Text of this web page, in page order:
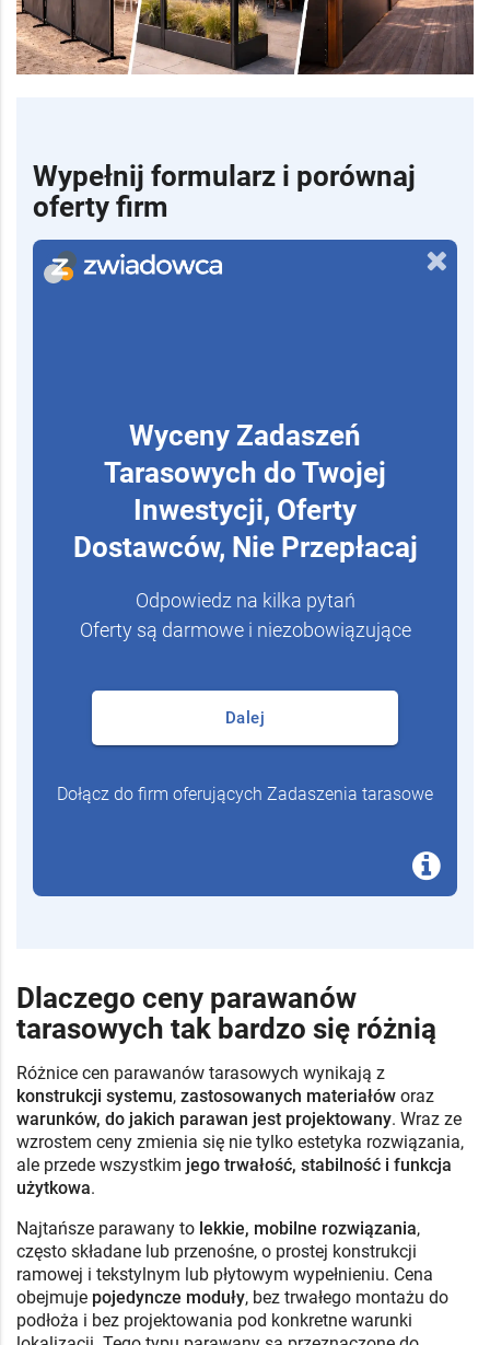
Wypełnij formularz i porównaj
oferty firm
Wyceny Zadaszeń
Tarasowych do Twojej
Inwestycji, Oferty
Dostawców, Nie Przepłacaj
Odpowiedz na kilka pytań
Oferty są darmowe i niezobowiązujące
Dalej
Dołącz do firm oferujących Zadaszenia tarasowe
Dlaczego ceny parawanów
tarasowych tak bardzo się różnią
Różnice cen parawanów tarasowych wynikają z
konstrukcji systemu, zastosowanych materiałów oraz
warunków, do jakich parawan jest projektowany. Wraz ze
wzrostem ceny zmienia się nie tylko estetyka rozwiązania,
ale przede wszystkim jego trwałość, stabilność i funkcja
użytkowa.
Najtańsze parawany to lekkie, mobilne rozwiązania,
często składane lub przenośne, o prostej konstrukcji
ramowej i tekstylnym lub płytowym wypełnieniu. Cena
obejmuje pojedyncze moduły, bez trwałego montażu do
podłoża i bez projektowania pod konkretne warunki